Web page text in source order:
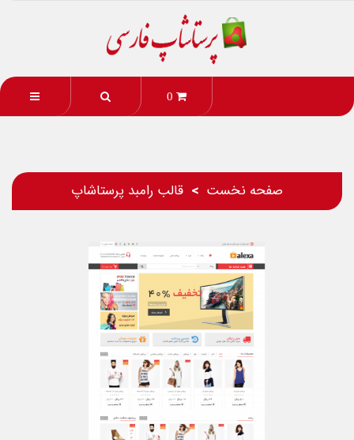
0
صفحه نخست قالب رامبد پرستاشاپ